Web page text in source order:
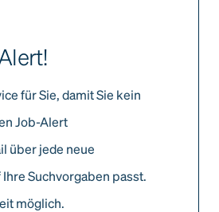
für Sie, damit Sie kein
Job-Alert
über jede neue
Suchvorgaben passt.
möglich.